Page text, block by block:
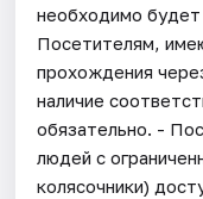
необходимо
Посетителям,
прохождения
наличие
обязательно. -
людей с
колясочники)